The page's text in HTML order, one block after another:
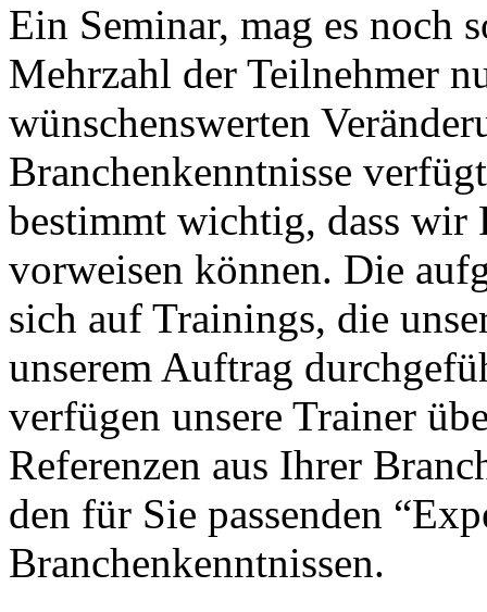
Ein Seminar, mag es noch
Mehrzahl der Teilnehmer
wünschenswerten
Branchenkenntnisse
bestimmt wichtig, dass wir
vorweisen können. Die
sich auf Trainings, die
unserem Auftrag
verfügen unsere Trainer
Referenzen aus Ihrer
den für Sie passenden
Branchenkenntnissen.